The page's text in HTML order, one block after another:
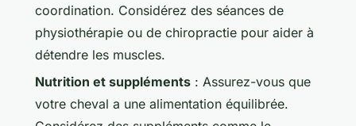
coordination. Considérez des séances de
physiothérapie ou de chiropractie pour aider à
détendre les muscles.
Nutrition et suppléments : Assurez-vous que
votre cheval a une alimentation équilibrée.